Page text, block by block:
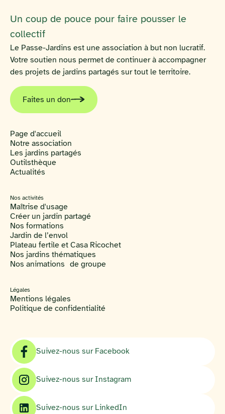
Un coup de pouce pour faire pousser le
collectif
Le Passe-Jardins est une association à but non lucratif.
Votre soutien nous permet de continuer à accompagner
des projets de jardins partagés sur tout le territoire.
Faites un don
Page d'accueil
Notre association
Les jardins partagés
Outilsthèque
Actualités
Nos activités
Maîtrise d'usage
Créer un jardin partagé
Nos formations
Jardin de l’envol
Plateau fertile et Casa Ricochet
Nos jardins thématiques
Nos animations de groupe
Légales
Mentions légales
Politique de confidentialité
Suivez-nous sur Facebook
Suivez-nous sur Instagram
Suivez-nous sur LinkedIn